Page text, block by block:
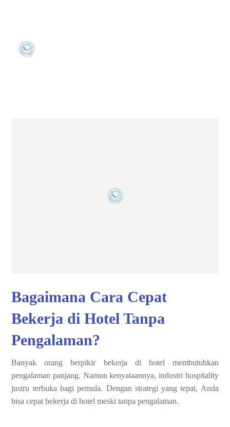
Bagaimana Cara Cepat
Bekerja di Hotel Tanpa
Pengalaman?
Banyak orang berpikir bekerja di hotel membutuhkan
pengalaman panjang. Namun kenyataannya, industri hospitality
justru terbuka bagi pemula. Dengan strategi yang tepat, Anda
bisa cepat bekerja di hotel meski tanpa pengalaman.